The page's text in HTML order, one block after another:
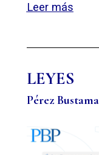
Leer más
LEYES
Pérez